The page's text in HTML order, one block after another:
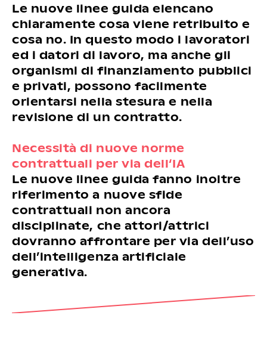
Le nuove linee guida elencano
chiaramente cosa viene retribuito e
cosa no. In questo modo i lavoratori
ed i datori di lavoro, ma anche gli
organismi di finanziamento pubblici
e privati, possono facilmente
orientarsi nella stesura e nella
revisione di un contratto.
Necessità di nuove norme
contrattuali per via dell‘IA
Le nuove linee guida fanno inoltre
riferimento a nuove sfide
contrattuali non ancora
disciplinate, che attori/attrici
dovranno affrontare per via dell’uso
dell’intelligenza artificiale
generativa.